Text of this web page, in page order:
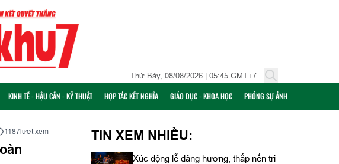
Thứ Bảy, 08/08/2026 | 05:45 GMT+7
KINH TẾ - HẬU CẦN - KỸ THUẬT HỢP TÁC KẾT NGHĨA GIÁO DỤC - KHOA HỌC PHÓNG SỰ ẢNH
1187lượt xem TIN XEM NHIỀU:
Xúc động lễ dâng hương, thắp nến tri